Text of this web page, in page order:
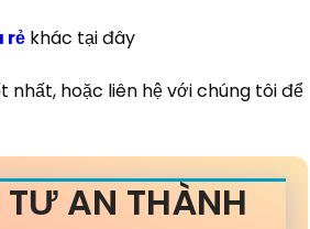
rẻ khác tại đây
hoặc liên hệ với chúng tôi để
AN THÀNH